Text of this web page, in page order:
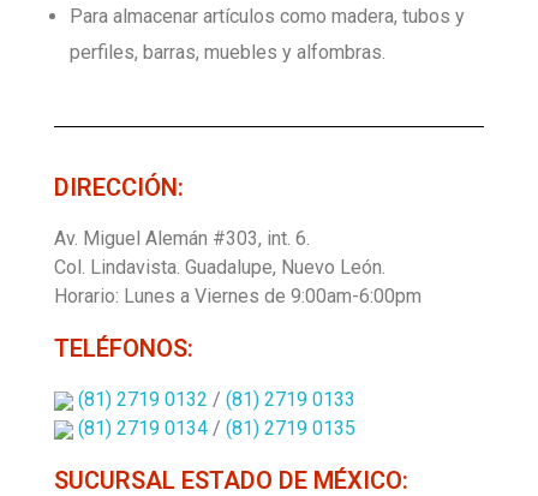
Para almacenar artículos como madera, tubos y
perfiles, barras, muebles y alfombras.
DIRECCIÓN:
Av. Miguel Alemán #303, int. 6.
Col. Lindavista. Guadalupe, Nuevo León.
Horario: Lunes a Viernes de 9:00am-6:00pm
TELÉFONOS:
(81) 2719 0132 / (81) 2719 0133
(81) 2719 0134 / (81) 2719 0135
SUCURSAL ESTADO DE MÉXICO: